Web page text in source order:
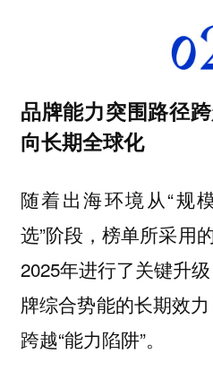
品牌能力突围路径
向长期全球化
随着出海环境从“规
选”阶段，榜单所采用
2025年进行了关键升
牌综合势能的长期效
跨越“能力陷阱”。